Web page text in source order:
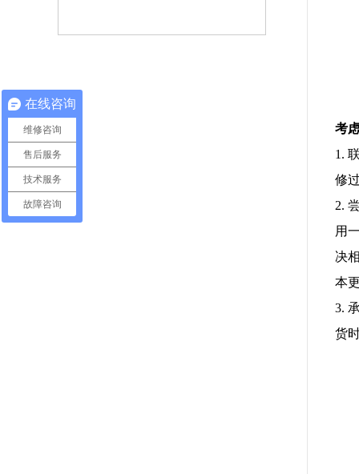
考
1.
修
2.
用
决
本
3.
货
在线咨询
维修咨询
售后服务
技术服务
故障咨询